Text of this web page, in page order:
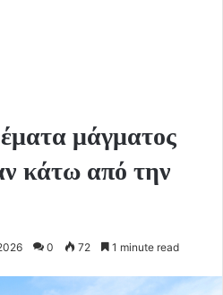
μάγματος
κάτω από την
0 72 1 minute read